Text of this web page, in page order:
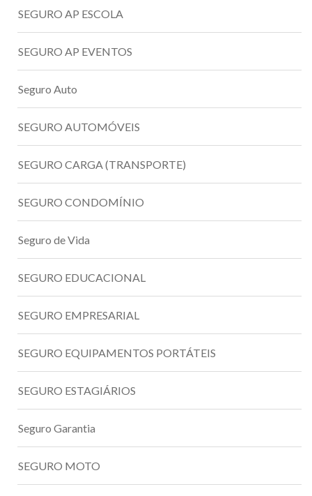
SEGURO AP ESCOLA
SEGURO AP EVENTOS
Seguro Auto
SEGURO AUTOMÓVEIS
SEGURO CARGA (TRANSPORTE)
SEGURO CONDOMÍNIO
Seguro de Vida
SEGURO EDUCACIONAL
SEGURO EMPRESARIAL
SEGURO EQUIPAMENTOS PORTÁTEIS
SEGURO ESTAGIÁRIOS
Seguro Garantia
SEGURO MOTO